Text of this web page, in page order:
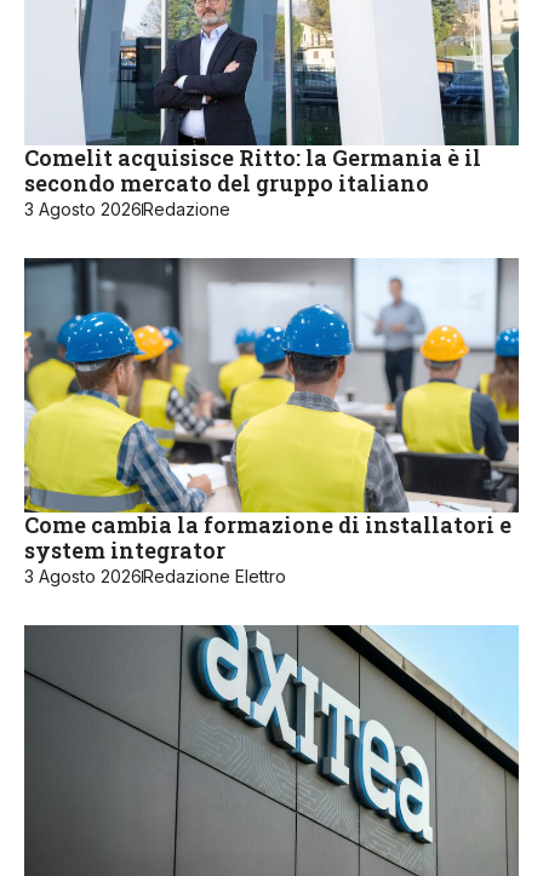
Comelit acquisisce Ritto: la Germania è il
secondo mercato del gruppo italiano
3 Agosto 2026Redazione
Come cambia la formazione di installatori e
system integrator
3 Agosto 2026Redazione Elettro